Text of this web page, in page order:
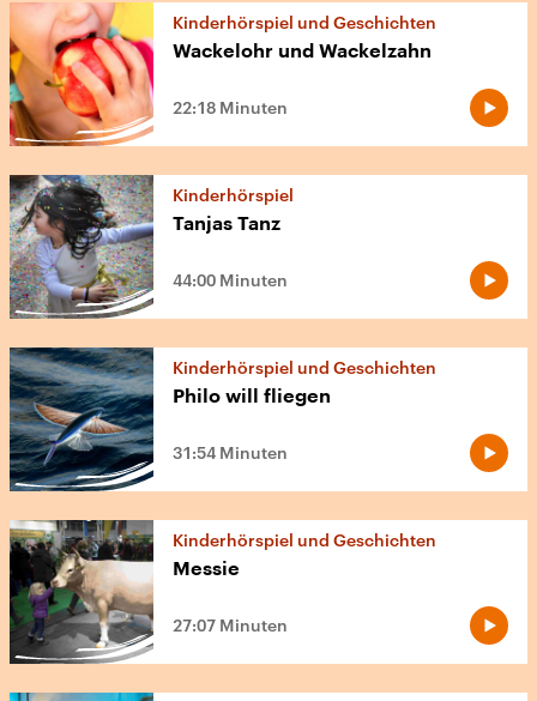
Kinderhörspiel und Geschichten
Wackelohr und Wackelzahn
22:18 Minuten
Kinderhörspiel
Tanjas Tanz
44:00 Minuten
Kinderhörspiel und Geschichten
Philo will fliegen
31:54 Minuten
Kinderhörspiel und Geschichten
Messie
27:07 Minuten